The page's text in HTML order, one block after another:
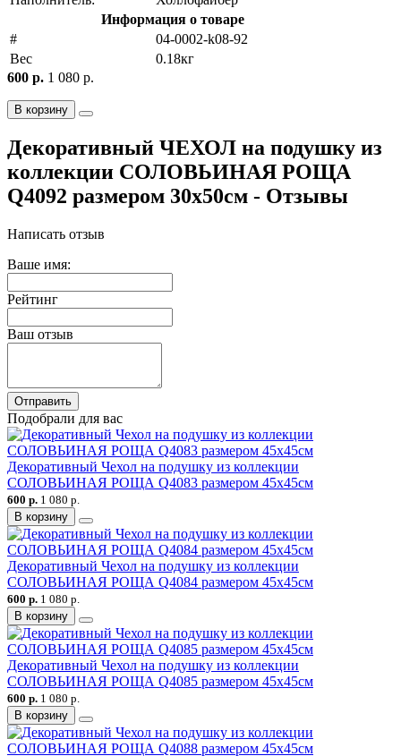
Информация о товаре
#
04-0002-k08-92
Вес
0.18кг
600 р. 1 080 р.
В корзину
Декоративный ЧЕХОЛ на подушку из
коллекции СОЛОВЬИНАЯ РОЩА
Q4092 размером 30х50см - Отзывы
Написать отзыв
Ваше имя:
Рейтинг
Ваш отзыв
Отправить
Подобрали для вас
Декоративный Чехол на подушку из коллекции
СОЛОВЬИНАЯ РОЩА Q4083 размером 45х45см
600 р. 1 080 р.
В корзину
Декоративный Чехол на подушку из коллекции
СОЛОВЬИНАЯ РОЩА Q4084 размером 45х45см
600 р. 1 080 р.
В корзину
Декоративный Чехол на подушку из коллекции
СОЛОВЬИНАЯ РОЩА Q4085 размером 45х45см
600 р. 1 080 р.
В корзину